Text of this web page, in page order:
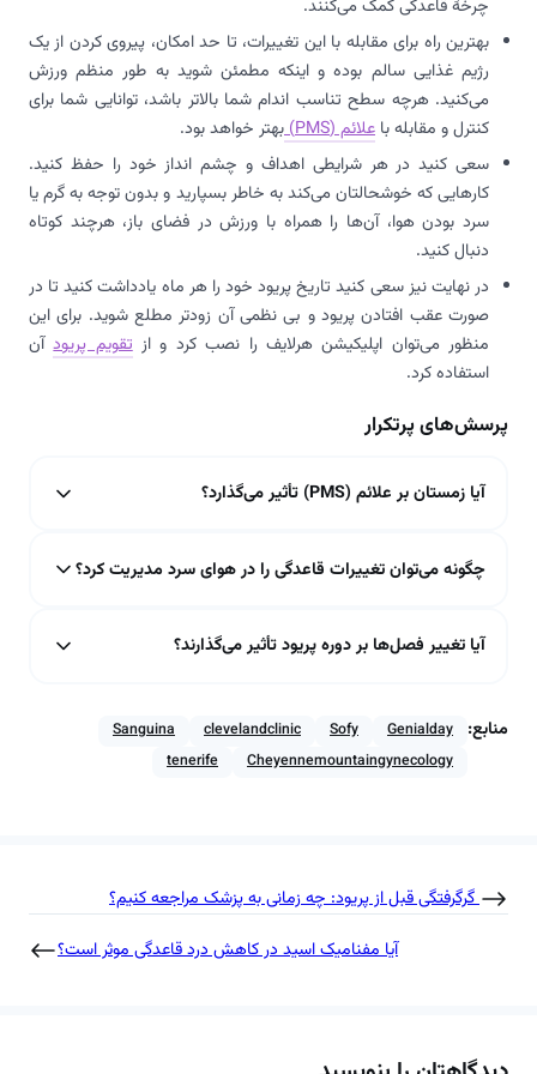
چرخهٔ قاعدگی کمک می‌کنند.
بهترین راه برای مقابله با این تغییرات، تا حد امکان، پیروی کردن از یک
رژیم غذایی سالم بوده و اینکه مطمئن شوید به طور منظم ورزش
می‌کنید. هرچه سطح تناسب اندام شما بالاتر باشد، توانایی شما برای
کنترل و مقابله با علائم (PMS)
بهتر خواهد بود.
سعی کنید در هر شرایطی اهداف و چشم انداز خود را حفظ کنید.
کارهایی که خوشحالتان می‌کند به خاطر بسپارید و بدون توجه به گرم یا
سرد بودن هوا، آن‌ها را همراه با ورزش در فضای باز، هرچند کوتاه
دنبال کنید.
در نهایت نیز سعی کنید تاریخ پریود خود را هر ماه یادداشت کنید تا در
صورت عقب افتادن پریود و بی نظمی آن زودتر مطلع شوید. برای این
منظور می‌توان اپلیکیشن هرلایف را نصب کرد و ازتقویم پریودآن
استفاده کرد.
پرسش‌های پرتکرار
آیا زمستان بر علائم (PMS) تأثیر می‌گذارد؟
‌چگونه می‌توان تغییرات قاعدگی را در هوای سرد مدیریت کرد؟
آیا تغییر فصل‌ها بر دوره پریود تأثیر می‌گذارند؟
منابع: Genialday
Sofy
clevelandclinic
Sanguina
Cheyennemountaingynecology
tenerife
گرگرفتگی قبل از پریود: چه زمانی به پزشک مراجعه کنیم؟
آیا مفنامیک اسید در کاهش درد قاعدگی موثر است؟